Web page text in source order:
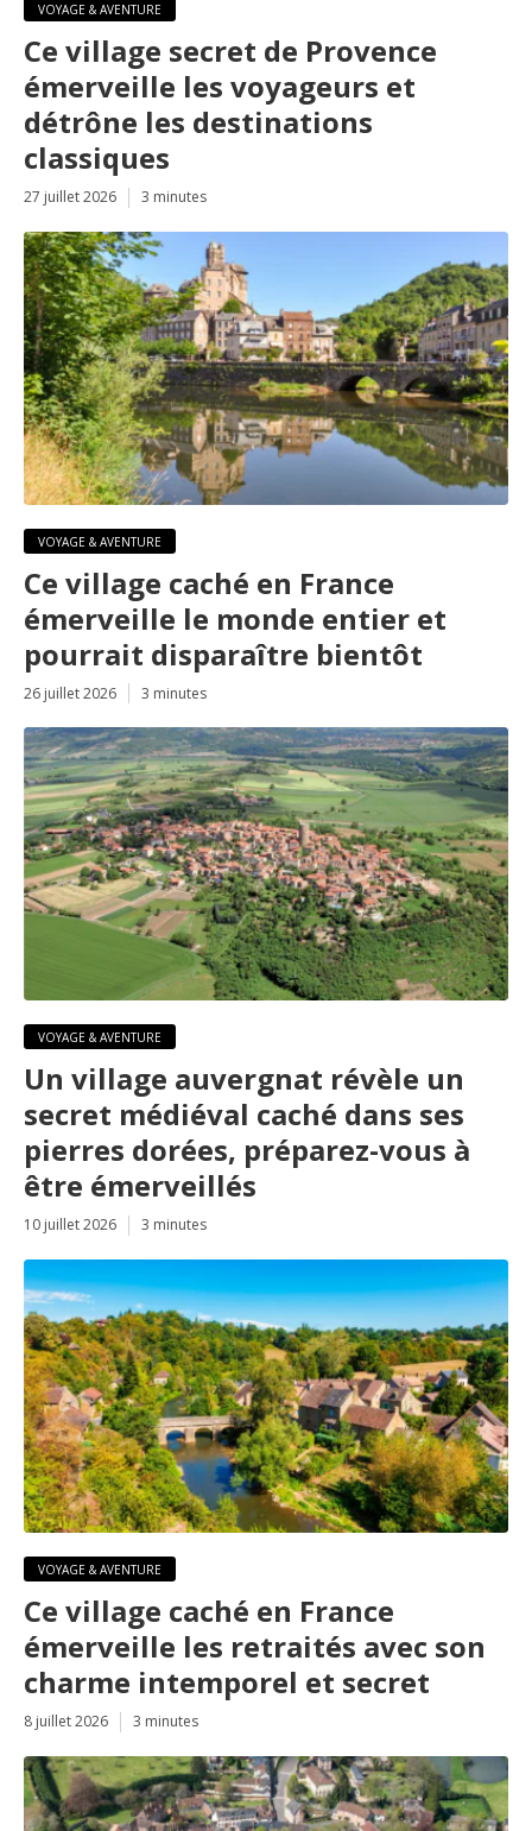
VOYAGE & AVENTURE
Ce village secret de Provence
émerveille les voyageurs et
détrône les destinations
classiques
27 juillet 2026 3 minutes
VOYAGE & AVENTURE
Ce village caché en France
émerveille le monde entier et
pourrait disparaître bientôt
26 juillet 2026 3 minutes
VOYAGE & AVENTURE
Un village auvergnat révèle un
secret médiéval caché dans ses
pierres dorées, préparez-vous à
être émerveillés
10 juillet 2026 3 minutes
VOYAGE & AVENTURE
Ce village caché en France
émerveille les retraités avec son
charme intemporel et secret
8 juillet 2026 3 minutes